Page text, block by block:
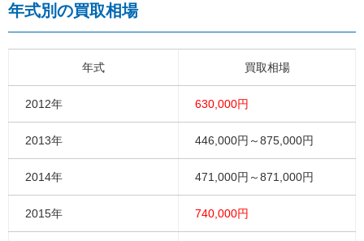
年式別の買取相場
年式 買取相場
2012年 630,000円
2013年 446,000円～875,000円
2014年 471,000円～871,000円
2015年 740,000円